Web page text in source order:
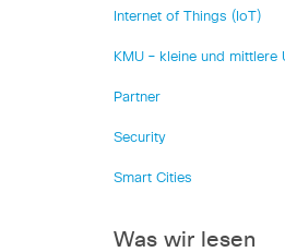
Internet of Things (IoT)
KMU – kleine und mittlere
Partner
Security
Smart Cities
Was wir lesen